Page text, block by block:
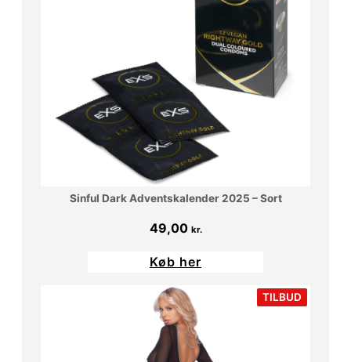
Sinful Dark Adventskalender 2025 – Sort
49,00 kr.
Køb her
TILBUD
PÅ